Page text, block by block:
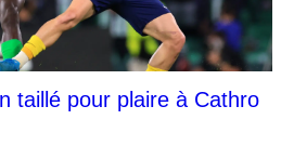
taillé pour plaire à Cathro